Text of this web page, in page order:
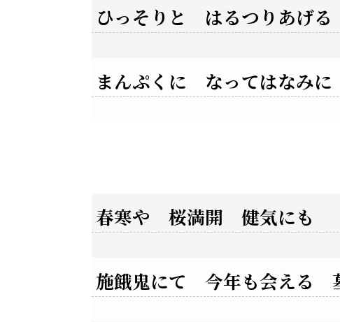
ひっそりと はるつりあげ
まんぷくに なってはなみ
春寒や 桜満開 健気にも
施餓鬼にて 今年も会える